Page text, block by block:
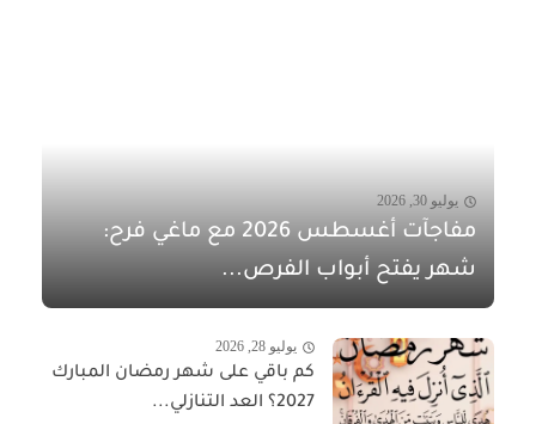
يوليو 30, 2026
مفاجآت أغسطس 2026 مع ماغي فرح:
شهر يفتح أبواب الفرص...
يوليو 28, 2026
كم باقي على شهر رمضان المبارك
2027؟ العد التنازلي...